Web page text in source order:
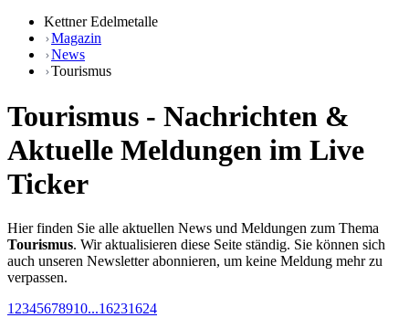
Kettner Edelmetalle
Magazin
News
Tourismus
Tourismus - Nachrichten &
Aktuelle Meldungen im Live
Ticker
Hier finden Sie alle aktuellen News und Meldungen zum Thema
Tourismus. Wir aktualisieren diese Seite ständig. Sie können sich
auch unseren Newsletter abonnieren, um keine Meldung mehr zu
verpassen.
1 2345678910...16231624